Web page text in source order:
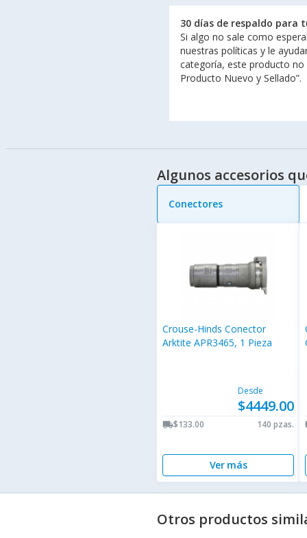
30 días de respaldo para
Si algo no sale como
nuestras políticas y le
categoría, este producto
Producto Nuevo y Sellado”.
Algunos accesorios
Conectores
Crouse-Hinds Conector
Arktite APR3465, 1 Pieza
Desde
$4449.00
local_shipping$133.00 140 pzas.
Ver más
Otros productos